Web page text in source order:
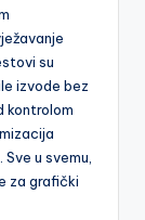
su
izvode bez
kontrolom
u svemu,
za grafički